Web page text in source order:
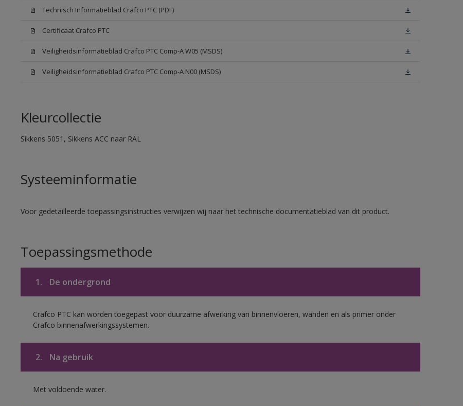
Technisch Informatieblad Crafco PTC (PDF)
Certificaat Crafco PTC
Veiligheidsinformatieblad Crafco PTC Comp-A W05 (MSDS)
Veiligheidsinformatieblad Crafco PTC Comp-A N00 (MSDS)
Kleurcollectie
Sikkens 5051, Sikkens ACC naar RAL
Systeeminformatie
Voor gedetailleerde toepassingsinstructies verwijzen wij naar het technische documentatieblad van dit product.
Toepassingsmethode
1. De ondergrond
Crafco PTC kan worden toegepast voor duurzame afwerking van binnenvloeren, wanden en als primer onder
Crafco binnenafwerkingssystemen.
2. Na gebruik
Met voldoende water.